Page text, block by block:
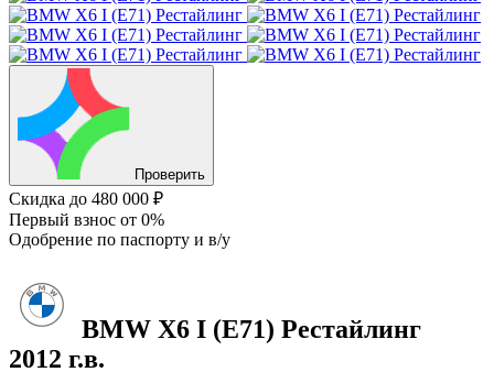
Проверить
Скидка до 480 000 ₽
Первый взнос от 0%
Одобрение по паспорту и в/у
BMW X6 I (E71) Рестайлинг
2012 г.в.